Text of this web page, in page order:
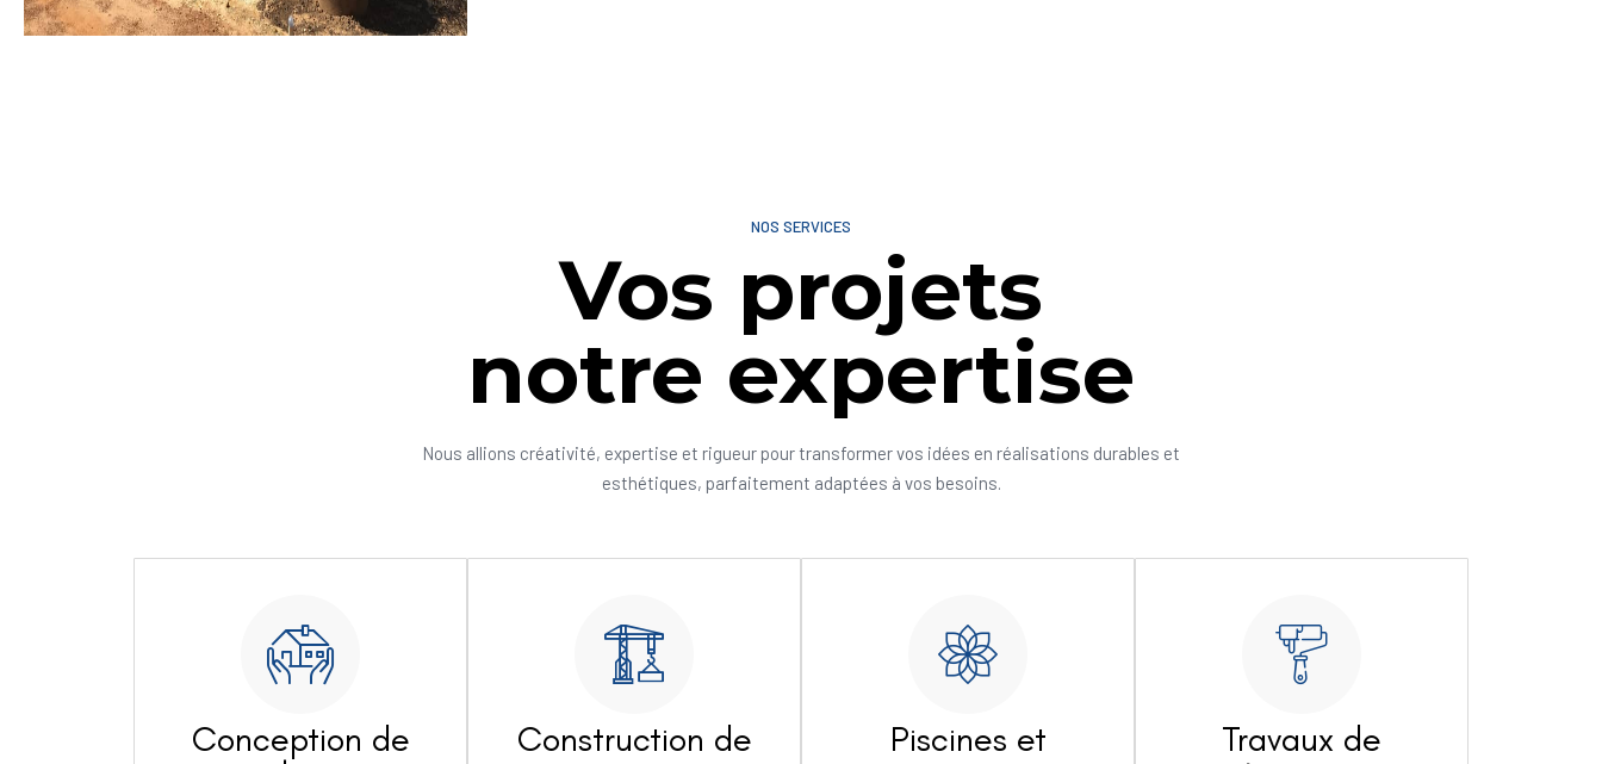
NOS SERVICES
Vos projets
notre expertise
Nous allions créativité, expertise et rigueur pour transformer vos idées en réalisations durables et
esthétiques, parfaitement adaptées à vos besoins.
Conception de
Construction de
Piscines et
Travaux de